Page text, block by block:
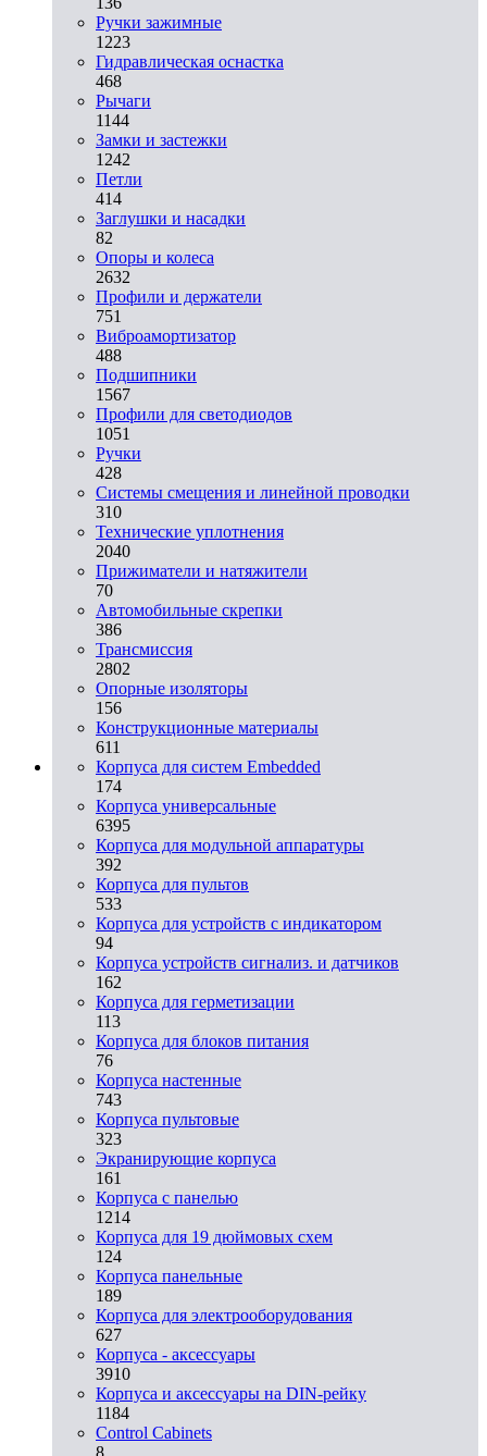
Ручки зажимные
1223
Гидравлическая оснастка
468
Рычаги
1144
Замки и застежки
1242
Петли
414
Заглушки и насадки
82
Опоры и колеса
2632
Профили и держатели
751
Виброамортизатор
488
Подшипники
1567
Профили для светодиодов
1051
Ручки
428
Системы смещения и линейной проводки
310
Технические уплотнения
2040
Прижиматели и натяжители
70
Автомобильные скрепки
386
Трансмиссия
2802
Опорные изоляторы
156
Конструкционные материалы
611
Корпуса для систем Embedded
174
Корпуса универсальные
6395
Корпуса для модульной аппаратуры
392
Корпуса для пультов
533
Корпуса для устройств с индикатором
94
Корпуса устройств сигнализ. и датчиков
162
Корпуса для герметизации
113
Корпуса для блоков питания
76
Корпуса настенные
743
Корпуса пультовые
323
Экранирующие корпуса
161
Корпуса с панелью
1214
Корпуса для 19 дюймовых схем
124
Корпуса панельные
189
Корпуса для электрооборудования
627
Корпуса - аксессуары
3910
Корпуса и аксессуары на DIN-рейку
1184
Control Cabinets
8